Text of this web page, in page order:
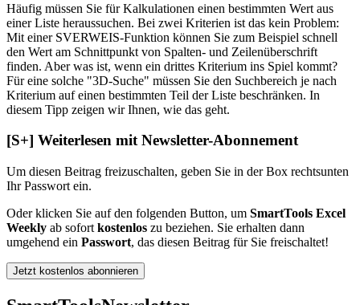
Häufig müssen Sie für Kalkulationen einen bestimmten Wert aus
einer Liste heraussuchen. Bei zwei Kriterien ist das kein Problem:
Mit einer SVERWEIS-Funktion können Sie zum Beispiel schnell
den Wert am Schnittpunkt von Spalten- und Zeilenüberschrift
finden. Aber was ist, wenn ein drittes Kriterium ins Spiel kommt?
Für eine solche "3D-Suche" müssen Sie den Suchbereich je nach
Kriterium auf einen bestimmten Teil der Liste beschränken. In
diesem Tipp zeigen wir Ihnen, wie das geht.
[S+] Weiterlesen mit Newsletter-Abonnement
Um diesen Beitrag freizuschalten, geben Sie in der Box rechtsunten
Ihr Passwort ein.
Oder klicken Sie auf den folgenden Button, um SmartTools Excel
Weekly ab sofort kostenlos zu beziehen. Sie erhalten dann
umgehend ein Passwort, das diesen Beitrag für Sie freischaltet!
Jetzt kostenlos abonnieren